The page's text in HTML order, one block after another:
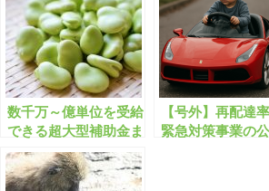
数千万～億単位を受給
できる超大型補助金ま
とめ 全163件【2022年
12月版】
【号外】再配達
緊急対策事業の